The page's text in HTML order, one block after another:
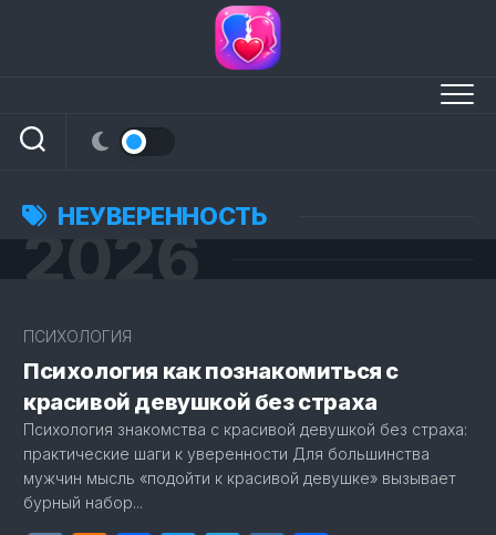
НЕУВЕРЕННОСТЬ
2026
ПСИХОЛОГИЯ
Психология как познакомиться с
красивой девушкой без страха
Психология знакомства с красивой девушкой без страха:
практические шаги к уверенности Для большинства
мужчин мысль «подойти к красивой девушке» вызывает
бурный набор...